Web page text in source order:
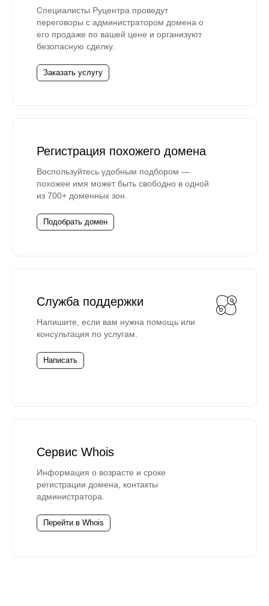
Специалисты Руцентра проведут
переговоры с администратором домена о
его продаже по вашей цене и организуют
безопасную сделку.
Заказать услугу
Регистрация похожего домена
Воспользуйтесь удобным подбором —
похожее имя может быть свободно в одной
из 700+ доменных зон.
Подобрать домен
Служба поддержки
Напишите, если вам нужна помощь или
консультация по услугам.
Написать
Сервис Whois
Информация о возрасте и сроке
регистрации домена, контакты
администратора.
Перейти в Whois